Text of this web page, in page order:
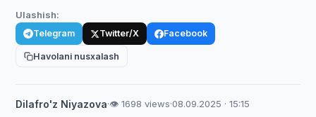
Ulashish:
Telegram Twitter/X Facebook
Havolani nusxalash
Dilafro'z Niyazova·👁 1698 views·08.09.2025 · 15:15